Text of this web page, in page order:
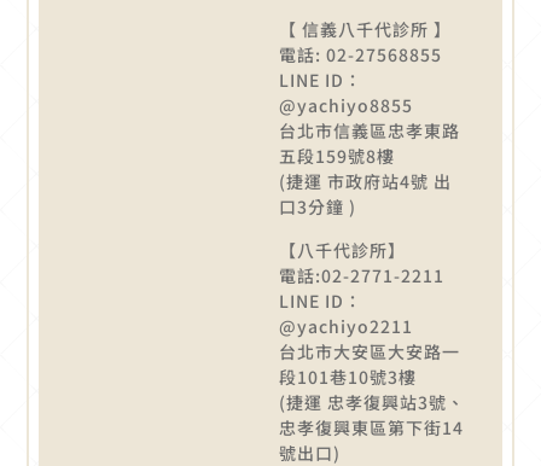
【 信義八千代診所 】
電話: 02-27568855
LINE ID：
@yachiyo8855
台北市信義區忠孝東路
五段159號8樓
(捷運 市政府站4號 出
口3分鐘 )
【八千代診所】
電話:02-2771-2211
LINE ID：
@yachiyo2211
台北市大安區大安路一
段101巷10號3樓
(捷運 忠孝復興站3號、
忠孝復興東區第下街14
號出口)